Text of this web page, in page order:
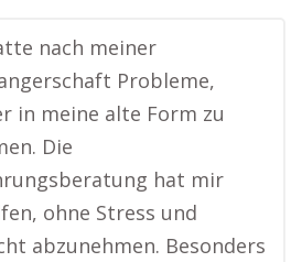
nach meiner
Probleme,
in meine alte Form zu
Die
hat mir
ohne Stress und
abzunehmen. Besonders